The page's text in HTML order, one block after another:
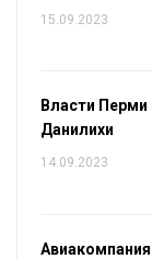
15.09.2023
Власти Перми
Данилихи
14.09.2023